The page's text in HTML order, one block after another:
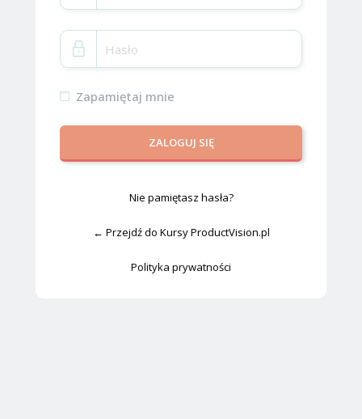
Zapamiętaj mnie
Nie pamiętasz hasła?
← Przejdź do Kursy ProductVision.pl
Polityka prywatności